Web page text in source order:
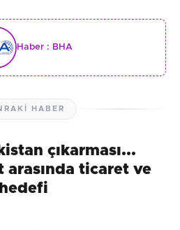
Haber : BHA
HABER
çıkarması...
arasında ticaret ve